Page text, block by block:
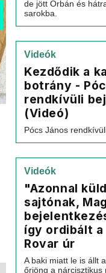
de jött Orbán és
sarokba.
Videók
Kezdődik a
botrány -
rendkívüli
(Videó)
Pócs János
Videók
"Azonnal
sajtónak,
így ordibált a
Rovar úr
A baki miatt le is állt
őrjöng a nárcisztikus